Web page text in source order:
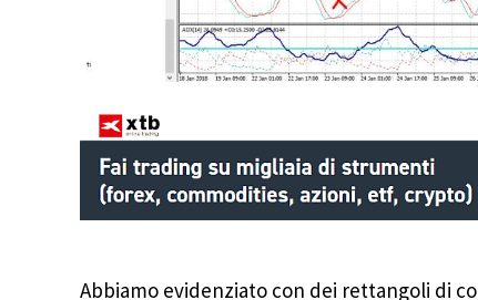
Abbiamo evidenziato con dei rettangoli di